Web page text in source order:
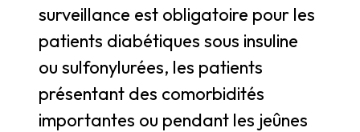
surveillance est obligatoire pour les
patients diabétiques sous insuline
ou sulfonylurées, les patients
présentant des comorbidités
importantes ou pendant les jeûnes